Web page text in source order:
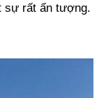
sự rất ấn tượng.